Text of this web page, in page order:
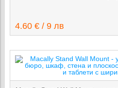
4.60 € / 9 лв